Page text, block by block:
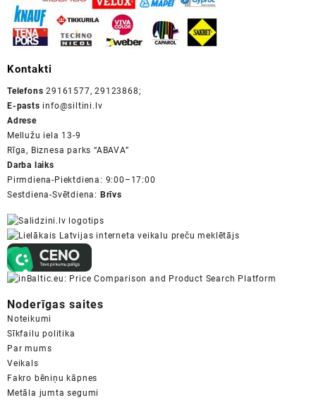
Kontakti
Telefons 29161577, 29123868;
E-pasts info@siltini.lv
Adrese
Mellužu iela 13-9
Rīga, Biznesa parks “ABAVA”
Darba laiks
Pirmdiena-Piektdiena: 9:00–17:00
Sestdiena-Svētdiena: Brīvs
Noderīgas saites
Noteikumi
Sīkfailu politika
Par mums
Veikals
Fakro bēniņu kāpnes
Metāla jumta segumi